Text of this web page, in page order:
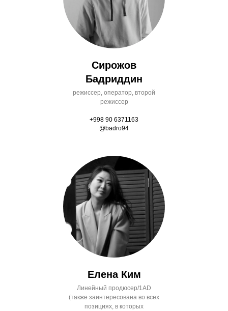
Сирожов
Бадриддин
режиссер, оператор, второй
режиссер
+998 90 6371163
@badro94
Елена Ким
Линейный продюсер/1AD
(также заинтересована во всех
позициях, в которых